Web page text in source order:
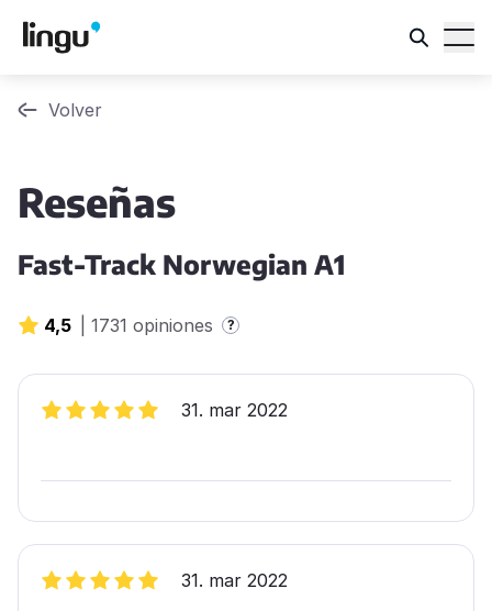
Volver
Reseñas
Fast-Track Norwegian A1
4,5 1731 opiniones ?
31. mar 2022
31. mar 2022